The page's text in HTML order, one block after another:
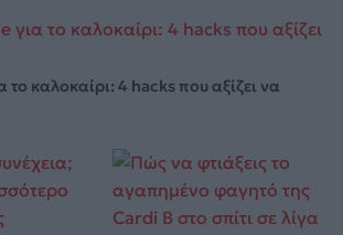
καλοκαίρι: 4 hacks που αξίζει να